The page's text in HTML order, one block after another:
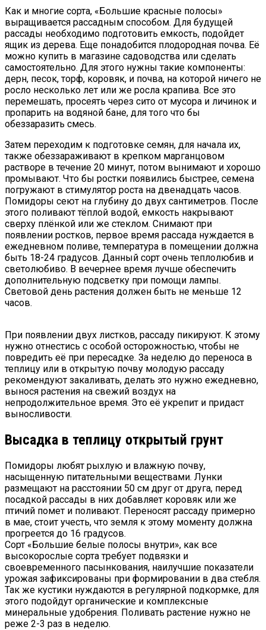
Как и многие сорта, «Большие красные полосы»
выращивается рассадным способом. Для будущей
рассады необходимо подготовить емкость, подойдет
ящик из дерева. Еще понадобится плодородная почва. Её
можно купить в магазине садоводства или сделать
самостоятельно. Для этого нужны такие компоненты:
дерн, песок, торф, коровяк, и почва, на которой ничего не
росло несколько лет или же росла крапива. Все это
перемешать, просеять через сито от мусора и личинок и
пропарить на водяной бане, для того что бы
обеззаразить смесь.
Затем переходим к подготовке семян, для начала их,
также обеззараживают в крепком марганцовом
растворе в течение 20 минут, потом вынимают и хорошо
промывают. Что бы ростки появились быстрее, семена
погружают в стимулятор роста на двенадцать часов.
Помидоры сеют на глубину до двух сантиметров. После
этого поливают тёплой водой, емкость накрывают
сверху плёнкой или же стеклом. Снимают при
появлении ростков, первое время рассада нуждается в
ежедневном поливе, температура в помещении должна
быть 18-24 градусов. Данный сорт очень теплолюбив и
светолюбиво. В вечернее время лучше обеспечить
дополнительную подсветку при помощи лампы.
Световой день растения должен быть не меньше 12
часов.
При появлении двух листков, рассаду пикируют. К этому
нужно отнестись с особой осторожностью, чтобы не
повредить её при пересадке. За неделю до переноса в
теплицу или в открытую почву молодую рассаду
рекомендуют закаливать, делать это нужно ежедневно,
вынося растения на свежий воздух на
непродолжительное время. Это её укрепит и придаст
выносливости.
Высадка в теплицу открытый грунт
Помидоры любят рыхлую и влажную почву,
насыщенную питательными веществами. Лунки
размещают на расстоянии 50 см друг от друга, перед
посадкой рассады в них добавляет коровяк или же
птичий помет и поливают. Переносят рассаду примерно
в мае, стоит учесть, что земля к этому моменту должна
прогреется до 16 градусов.
Сорт «Большие белые полосы внутри», как все
высокорослые сорта требует подвязки и
своевременного пасынкования, наилучшие показатели
урожая зафиксированы при формировании в два стебля.
Так же кустики нуждаются в регулярной подкормке, для
этого подойдут органические и комплексные
минеральные удобрения. Поливать растение нужно не
реже 2-3 раз в неделю.